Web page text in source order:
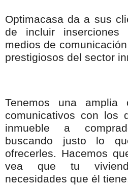
Optimacasa da a sus
de incluir
medios de
prestigiosos del sector
Tenemos una amplia
comunicativos con los
inmueble a
buscando justo lo
ofrecerles. Hacemos
vea que tu
necesidades que él